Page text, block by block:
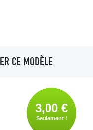
CE MODÈLE
3,00 €
Seulement !